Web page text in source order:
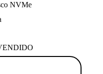
NVMe